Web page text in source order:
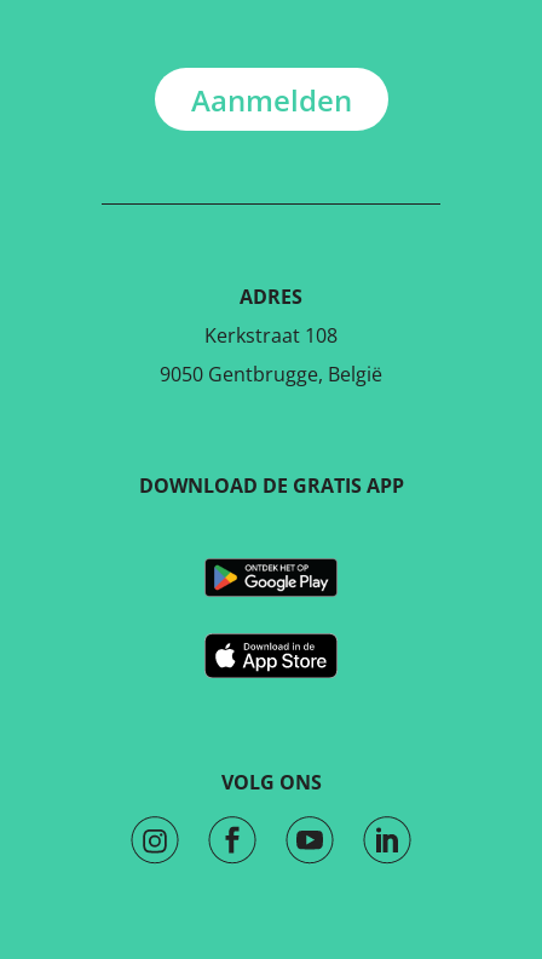
Aanmelden
ADRES
Kerkstraat 108
9050 Gentbrugge, België
VOLG ONS
DOWNLOAD DE GRATIS APP